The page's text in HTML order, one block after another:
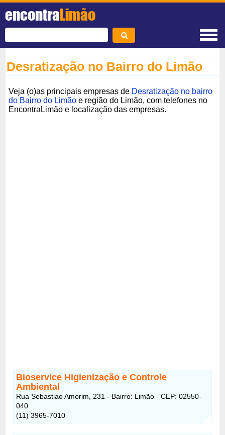
encontraLimão
Desratização no Bairro do Limão
Veja (o)as principais empresas de Desratização no bairro
do Bairro do Limão e região do Limão, com telefones no
EncontraLimão e localização das empresas.
Bioservice Higienização e Controle
Ambiental
Rua Sebastiao Amorim, 231 - Bairro: Limão - CEP: 02550-
040
(11) 3965-7010